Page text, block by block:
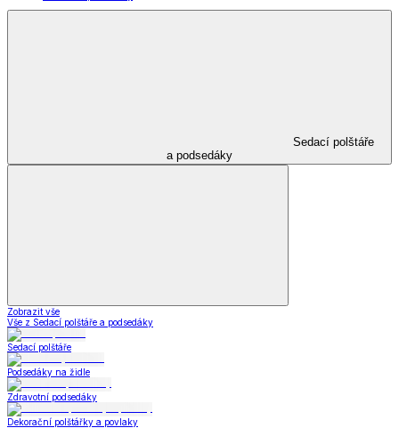
Sedací polštáře
a podsedáky
Zobrazit vše
Vše z Sedací polštáře a podsedáky
Sedací polštáře
Podsedáky na židle
Zdravotní podsedáky
Dekorační polštářky a povlaky